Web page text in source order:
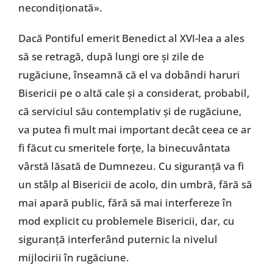
necondiţionată».
Dacă Pontiful emerit Benedict al XVI-lea a ales
să se retragă, după lungi ore şi zile de
rugăciune, înseamnă că el va dobândi haruri
Bisericii pe o altă cale şi a considerat, probabil,
că serviciul său contemplativ şi de rugăciune,
va putea fi mult mai important decât ceea ce ar
fi făcut cu smeritele forţe, la binecuvântata
vârstă lăsată de Dumnezeu. Cu siguranţă va fi
un stâlp al Bisericii de acolo, din umbră, fără să
mai apară public, fără să mai interfereze în
mod explicit cu problemele Bisericii, dar, cu
siguranţă interferând puternic la nivelul
mijlocirii în rugăciune.